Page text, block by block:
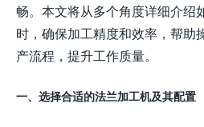
畅。本文将从多个角度详细介绍
时，确保加工精度和效率，帮助
产流程，提升工作质量。
一、选择合适的法兰加工机及其配置